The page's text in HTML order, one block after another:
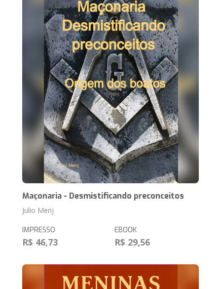
Maçonaria - Desmistificando preconceitos
Julio Merij
IMPRESSO
R$ 46,73
EBOOK
R$ 29,56